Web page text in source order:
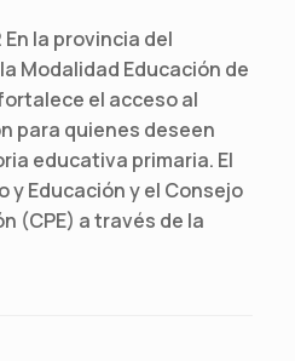
En la provincia del
Modalidad Educación de
el acceso al
para quienes deseen
educativa primaria. El
y Educación y el Consejo
(CPE) a través de la